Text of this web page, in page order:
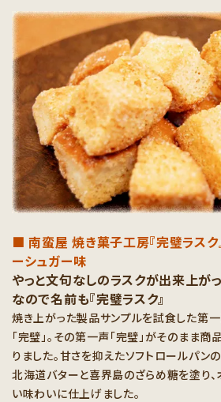
■ 南蛮屋 焼き菓子工房『完璧ラスク
ーシュガー味
やっと文句なしのラスクが出来上がっ
なので名前も『完璧ラスク』
焼き上がった製品サンプルを試食した第
「完璧」。その第一声「完璧」がそのまま商
りました。甘さを抑えたソフトロールパン
北海道バターと喜界島のざらめ糖を塗り、
い味わいに仕上げました。